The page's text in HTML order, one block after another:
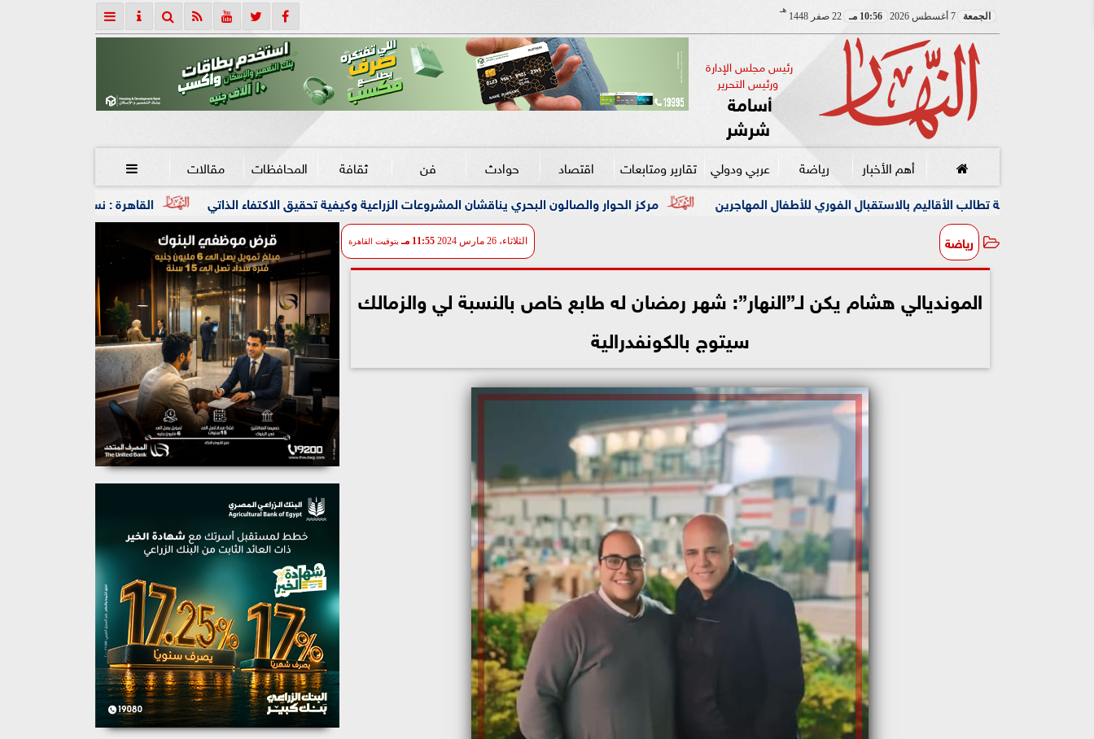
الجمعة 7 أغسطس 2026 10:56 مـ 22 صفر 1448
هـ
رئيس مجلس الإدارة
ورئيس التحرير
أسامة
شرشر
أهم الأخبار رياضة عربي ودولي تقارير ومتابعات اقتصاد حوادث فن ثقافة المحافظات مقالات 
القاهرة : نسعى لشراكة اقتصادية أكثر عمقا مع مركز الحوار والصالون البحري يناقشان المشروعات الزراعية وكيفية تحقيق الاكتفاء الذاتي الأقاليم بالاستقبال الفوري للأطفال المهاجرين
رياضة الثلاثاء، 26 مارس 2024 11:55 مـ بتوقيت القاهرة
المونديالي هشام يكن لـ”النهار”: شهر رمضان له طابع خاص بالنسبة لي والزمالك
سيتوج بالكونفدرالية